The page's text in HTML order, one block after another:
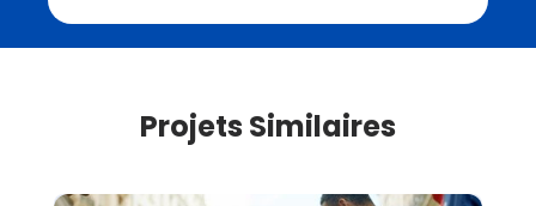
Projets Similaires